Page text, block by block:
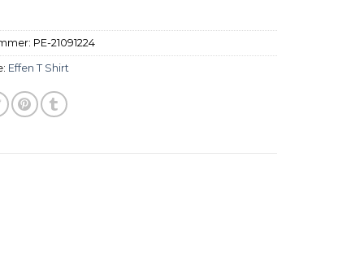
PE-21091224
Effen T Shirt